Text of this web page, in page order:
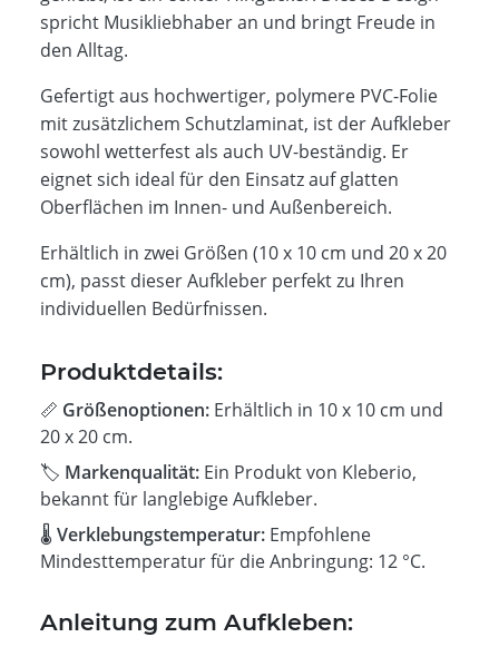
spricht Musikliebhaber an und bringt Freude in
den Alltag.
Gefertigt aus hochwertiger, polymere PVC-Folie
mit zusätzlichem Schutzlaminat, ist der Aufkleber
sowohl wetterfest als auch UV-beständig. Er
eignet sich ideal für den Einsatz auf glatten
Oberflächen im Innen- und Außenbereich.
Erhältlich in zwei Größen (10 x 10 cm und 20 x 20
cm), passt dieser Aufkleber perfekt zu Ihren
individuellen Bedürfnissen.
Produktdetails:
📏 Größenoptionen: Erhältlich in 10 x 10 cm und
20 x 20 cm.
🏷️ Markenqualität: Ein Produkt von Kleberio,
bekannt für langlebige Aufkleber.
🌡️ Verklebungstemperatur: Empfohlene
Mindesttemperatur für die Anbringung: 12 °C.
Anleitung zum Aufkleben: